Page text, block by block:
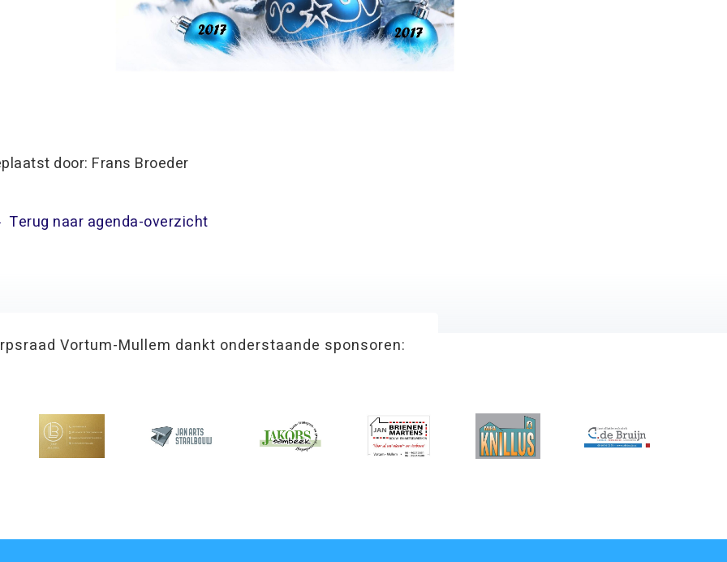
door: Frans Broeder
Terug naar agenda-overzicht
Vortum-Mullem dankt onderstaande sponsoren: